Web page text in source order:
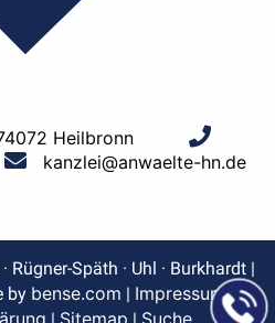
Heilbronn
kanzlei@anwaelte-hn.de
Späth · Uhl · Burkhardt |
by bense.com | Impressum|